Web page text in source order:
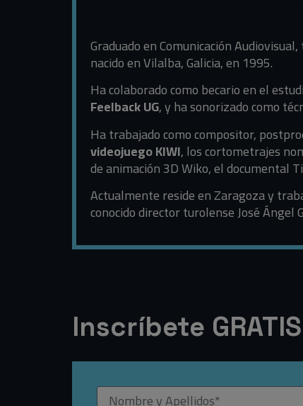
Graduado en Comunicación
nacido en Vilalba, Galicia, en 1995.
Ha colaborado como becario en el
Feelback UG, y ha sonorizado como
Ha trabajado como compositor,
videojuego KIWI, los cortometrajes
de animación 3D Wiko, el documental
Actualmente reside en Zaragoza y
conocido director turolense José Ángel
Inscríbete GRATIS